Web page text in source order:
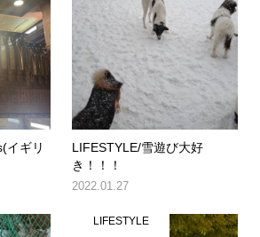
イギリ
LIFESTYLE/雪遊び大好
き！！！
2022.01.27
LIFESTYLE